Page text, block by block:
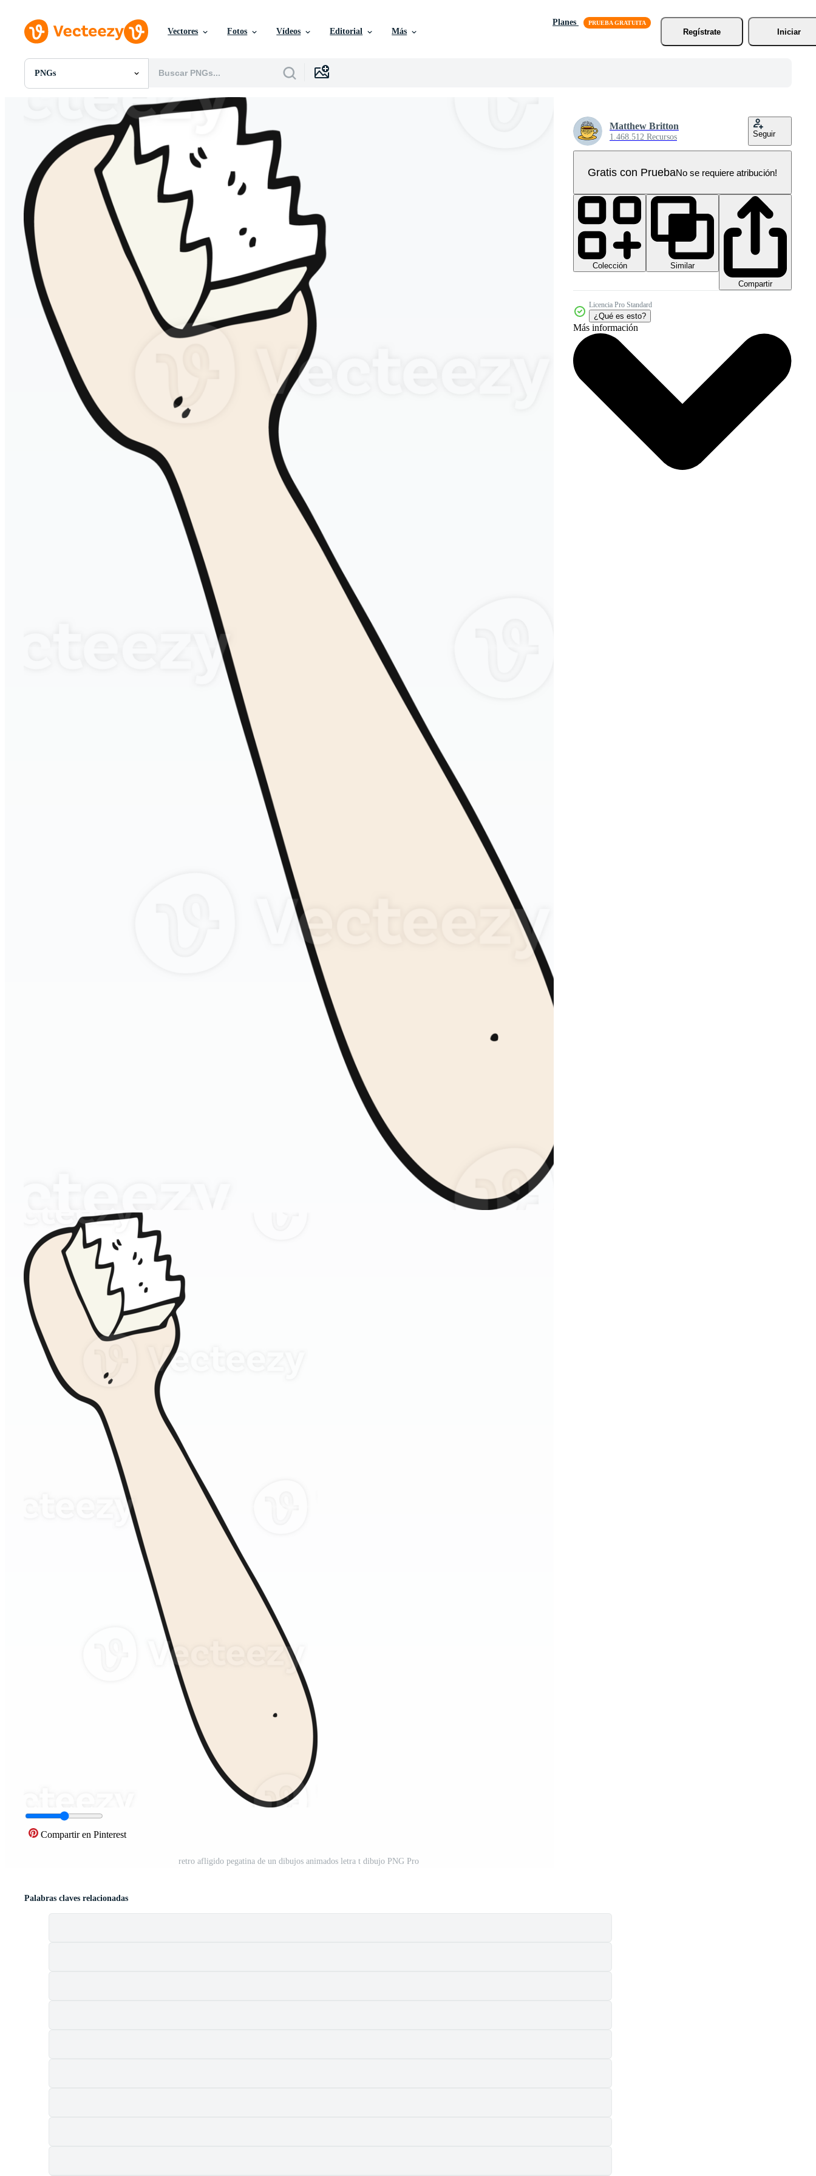
Vectores Fotos Vídeos Editorial Más
Planes
Regístrate
Iniciar
PNGs
Todas Imágenes
SVGs
Plantillas
Vectores
Gráficos en Movimiento
Imágenes Editoriales
Eventos Editoriales
Compartir en Pinterest
retro afligido pegatina de un dibujos animados letra t dibujo PNG Pro
Matthew Britton
1.468.512 Recursos Seguir
Gratis con PruebaNo se requiere atribución!
Colección
Similar
Compartir
Licencia Pro Standard
¿Qué es esto?
Más información
Palabras claves relacionadas